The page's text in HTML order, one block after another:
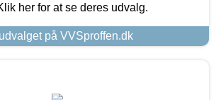
her for at se deres udvalg.
på VVSproffen.dk